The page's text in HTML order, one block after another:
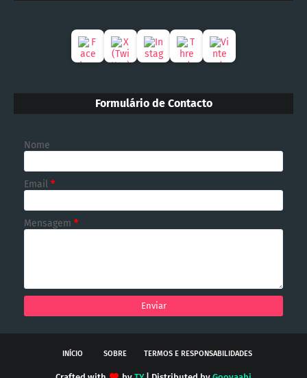
Formulário de Contacto
Nome
Email *
Mensagem *
INÍCIO SOBRE TERMOS E RESPONSABILIDADES